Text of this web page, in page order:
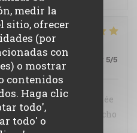
medir la
sitio, ofrecer
(por
con
o mostrar
contenidos
Haga clic
todo',
todo' o
Menú: 5/5 Calidad / Precio : 5/5
la cuisine : raffinée
vivement ! Le gaspacho
ultra fondant La